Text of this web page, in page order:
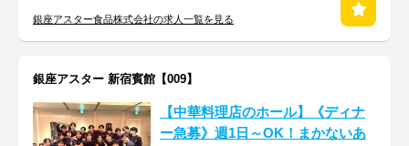
銀座アスター食品株式会社の求人一覧を見る
銀座アスター 新宿賓館【009】
【中華料理店のホール】《ディナ
ー急募》週1日～OK！まかないあ